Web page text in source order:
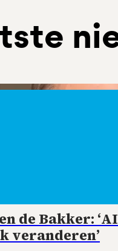
de Bakker:
veranderen’